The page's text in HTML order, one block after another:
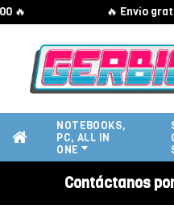
🔥 Envío gratis
NOTEBOOKS,
PC, ALL IN
ONE
Contáctanos